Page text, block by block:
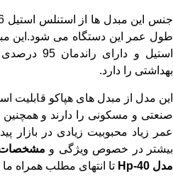
طول عمر این دستگاه می شود.این
استیل و
بهداشتی را دارد.
این مدل از مبدل های هپاکو قابلیت
صنعتی و مسکونی را دارند و همچنین
عمر زیاد محبوبیت زیادی در بازار
بیشتر در خصوص ویژگی و
مدل Hp-40 تا انتهای مطلب همراه ما